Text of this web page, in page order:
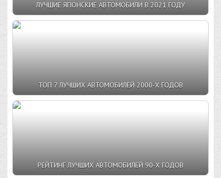
ЛУЧШИЕ ЯПОНСКИЕ АВТОМОБИЛИ В 2021 ГОДУ
ТОП 7 ЛУЧШИХ АВТОМОБИЛЕЙ 2000-Х ГОДОВ
РЕЙТИНГ ЛУЧШИХ АВТОМОБИЛЕЙ 90-Х ГОДОВ